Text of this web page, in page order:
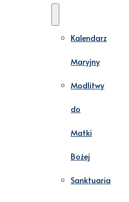
Kalendarz
Maryjny
Modlitwy
do
Matki
Bożej
Sanktuaria